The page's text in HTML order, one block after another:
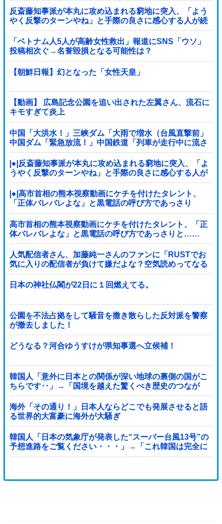
反斎藤知事派が本丸に攻め込まれる窮地に突入、「よう
やく反撃のターンやね」と手際の良さに感心する人が続
出中他
「ベトナム人5人が高齢女性救出」報道にSNS「ウソ」
投稿相次ぐ→名誉毀損となる可能性は？
【朝鮮日報】幻となった「女性天皇」
【動画】 広島記念公園を追い出された左翼さん、流石に
キモすぎて炎上
中国「大洪水！」三峡ダム「大雨で増水（台風直撃前」
中国ダム「緊急放流！」中国鉄道「列車が走行中に流さ
れる」中国避難所「支援物資は有料です」謎の勢力
「え」→
|●|反斎藤知事派が本丸に攻め込まれる窮地に突入、「よ
うやく反撃のターンやね」と手際の良さに感心する人が
続出中
|●|高市首相の熊本視察動画にケチを付けたタレント、
「正体バレバレよな」と黒電話の呼び方であっさり
と……
高市首相の熊本視察動画にケチを付けたタレント、「正
体バレバレよな」と黒電話の呼び方であっさりと……
人気配信者さん、加藤純一さんのファンに「RUSTでお
気に入りの配信者が負けて嫌だよな？空気読めってなる
よな？その結果がVCR。お前らVCR向いて...
日本の神社仏閣が22日に１回燃えてる。
公園を不法占拠をして騒音を撒き散らした反対派を警察
が撤去しました！
どうなる？河合ゆうすけが県知事選へ立候補！
韓国人「意外に日本との関係が深い地球の裏側の国がこ
ちらです‥」→「国境を越えた驚くべき歴史のつなが
り‥」
海外「その通り！」日本人ならどこでも発展させると語
る世界的大富豪に海外が大騒ぎ
韓国人「日本の気象庁が発表した“スーパー台風13号”の
予想進路をご覧ください・・・」→「これ韓国は完全に
直撃なんだけど」「信じませんｗｗｗ」